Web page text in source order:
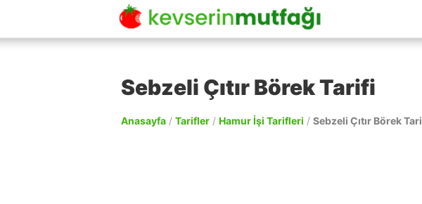
Sebzeli Çıtır Börek Tarifi
Anasayfa / Tarifler / Hamur İşi Tarifleri / Sebzeli Çıtır Börek